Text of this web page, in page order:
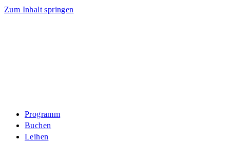
Zum Inhalt springen
Programm
Buchen
Leihen